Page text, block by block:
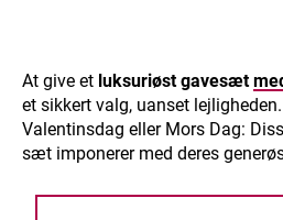
At give et luksuriøst gavesæt
et sikkert valg, uanset
Valentinsdag eller Mors Dag:
sæt imponerer med deres